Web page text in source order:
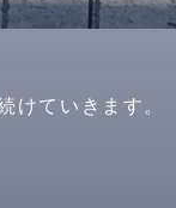
けていきます。